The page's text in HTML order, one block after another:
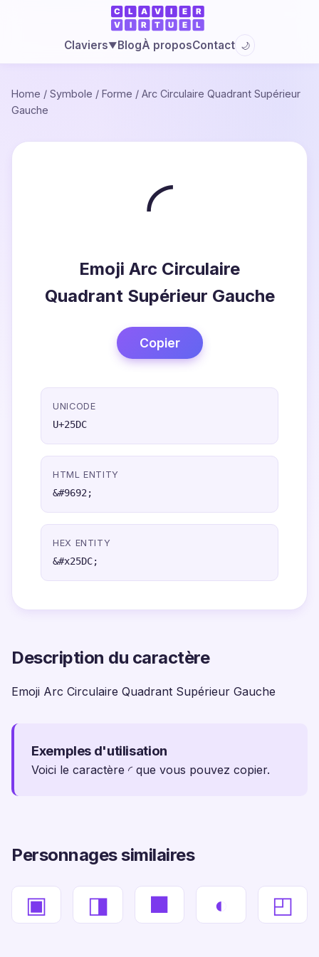
Claviers▼BlogÀ proposContact 🌙
Home / Symbole / Forme / Arc Circulaire Quadrant Supérieur
Gauche
◜
Emoji Arc Circulaire
Quadrant Supérieur Gauche
Copier
UNICODE
U+25DC
HTML ENTITY
&#9692;
HEX ENTITY
&#x25DC;
Description du caractère
Emoji Arc Circulaire Quadrant Supérieur Gauche
Exemples d'utilisation
Voici le caractère ◜ que vous pouvez copier.
Personnages similaires
▣ ◨ ■ ◐ ◰